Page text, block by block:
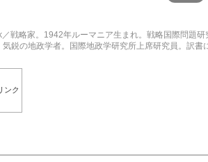
戦略家。1942年ルーマニア生まれ。戦略国際問題
気鋭の地政学者。国際地政学研究所上席研究員。訳書
ンク